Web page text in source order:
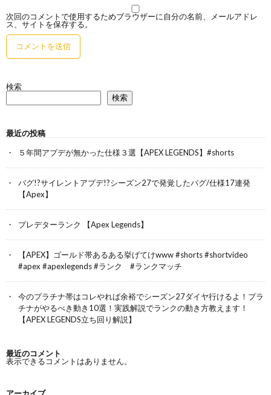
次回のコメントで使用するためブラウザーに自分の名前、メールアドレ
ス、サイトを保存する。
検索
検索
最近の投稿
５年間アプデが無かった仕様３選【APEX LEGENDS】#shorts
バグ!?サイレントアプデ!?シーズン27で発覚したバグ/仕様17連発
【Apex】
プレデターランク 【Apex Legends】
【APEX】ゴールド帯あるある挙げてけwww #shorts #shortvideo
#apex #apexlegends #ランク #ランクマッチ
今のプラチナ帯はコレやれば余裕でシーズン27ダイヤ行けるよ！プラ
チナがやるべき動き10選！実践解説でランクの動き方教えます！
【APEX LEGENDS立ち回り解説】
最近のコメント
表示できるコメントはありません。
アーカイブ